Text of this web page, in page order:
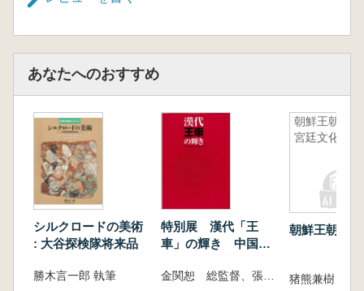
あなたへのおすすめ
シルクロードの美術
: 大谷探検隊将来品
勝木言一郎 執筆
特別展 漢代「王
車」の輝き 中国山
出土文物
金関恕 総監督、張従軍ほか 監修、京都府京都文化博物館 編
朝鮮王朝の
宮廷文化
朝鮮王朝の
猪熊兼樹